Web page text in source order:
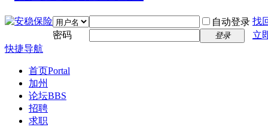
自动登录 找
密码
登录
立
快捷导航
首页Portal
加州
论坛BBS
招聘
求职